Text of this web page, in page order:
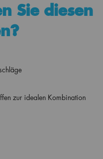
Sie diesen
zur idealen Kombination